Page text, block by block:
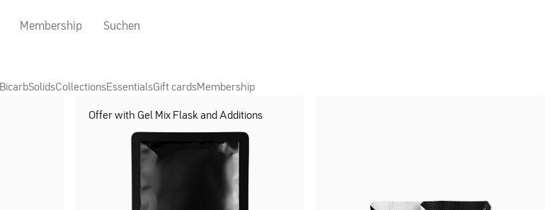
Membership Suchen
BicarbSolidsCollectionsEssentialsGift cardsMembership
Offer with Gel Mix Flask and Additions